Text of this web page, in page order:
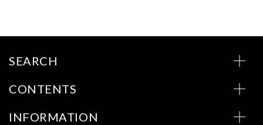
SEARCH
CONTENTS
INFORMATION